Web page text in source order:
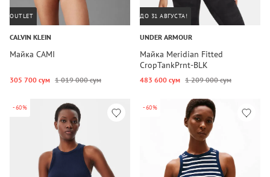
OUTLET
CALVIN KLEIN
Майка CAMI
305 700 сум 1 019 000 сум
ДО 31 АВГУСТА!
UNDER ARMOUR
Майка Meridian Fitted
CropTankPrnt-BLK
483 600 сум 1 209 000 сум
-60% -60%